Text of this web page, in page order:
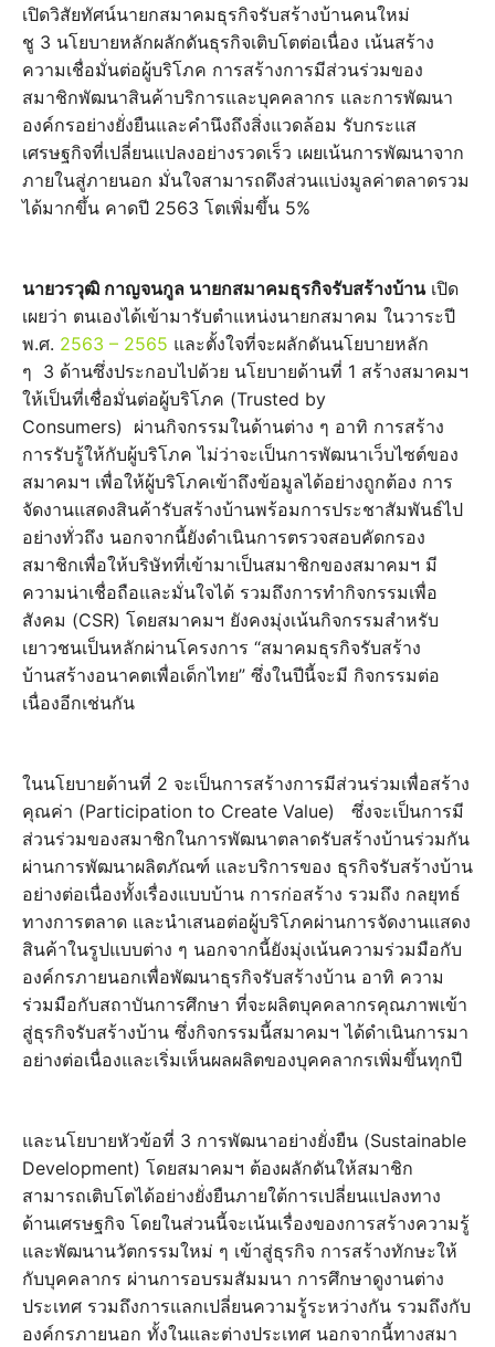
เปิดวิสัยทัศน์นายกสมาคมธุรกิจรับสร้างบ้านคนใหม่
ชู 3 นโยบายหลักผลักดันธุรกิจเติบโตต่อเนื่อง เน้นสร้าง
ความเชื่อมั่นต่อผู้บริโภค การสร้างการมีส่วนร่วมของ
สมาชิกพัฒนาสินค้าบริการและบุคคลากร และการพัฒนา
องค์กรอย่างยั่งยืนและคำนึงถึงสิ่งแวดล้อม รับกระแส
เศรษฐกิจที่เปลี่ยนแปลงอย่างรวดเร็ว เผยเน้นการพัฒนาจาก
ภายในสู่ภายนอก มั่นใจสามารถดึงส่วนแบ่งมูลค่าตลาดรวม
ได้มากขึ้น คาดปี 2563 โตเพิ่มขึ้น 5%
นายวรวุฒิ กาญจนกูล นายกสมาคมธุรกิจรับสร้างบ้านเปิด
เผยว่า ตนเองได้เข้ามารับตำแหน่งนายกสมาคม ในวาระปี
พ.ศ. 2563 – 2565 และตั้งใจที่จะผลักดันนโยบายหลัก
ๆ 3 ด้านซึ่งประกอบไปด้วย นโยบายด้านที่ 1 สร้างสมาคมฯ
ให้เป็นที่เชื่อมั่นต่อผู้บริโภค (Trusted by
Consumers) ผ่านกิจกรรมในด้านต่าง ๆ อาทิ การสร้าง
การรับรู้ให้กับผู้บริโภค ไม่ว่าจะเป็นการพัฒนาเว็บไซต์ของ
สมาคมฯ เพื่อให้ผู้บริโภคเข้าถึงข้อมูลได้อย่างถูกต้อง การ
จัดงานแสดงสินค้ารับสร้างบ้านพร้อมการประชาสัมพันธ์ไป
อย่างทั่วถึง นอกจากนี้ยังดำเนินการตรวจสอบคัดกรอง
สมาชิกเพื่อให้บริษัทที่เข้ามาเป็นสมาชิกของสมาคมฯ มี
ความน่าเชื่อถือและมั่นใจได้ รวมถึงการทำกิจกรรมเพื่อ
สังคม (CSR) โดยสมาคมฯ ยังคงมุ่งเน้นกิจกรรมสำหรับ
เยาวชนเป็นหลักผ่านโครงการ “สมาคมธุรกิจรับสร้าง
บ้านสร้างอนาคตเพื่อเด็กไทย” ซึ่งในปีนี้จะมี กิจกรรมต่อ
เนื่องอีกเช่นกัน
ในนโยบายด้านที่ 2 จะเป็นการสร้างการมีส่วนร่วมเพื่อสร้าง
คุณค่า (Participation to Create Value) ซึ่งจะเป็นการมี
ส่วนร่วมของสมาชิกในการพัฒนาตลาดรับสร้างบ้านร่วมกัน
ผ่านการพัฒนาผลิตภัณฑ์ และบริการของ ธุรกิจรับสร้างบ้าน
อย่างต่อเนื่องทั้งเรื่องแบบบ้าน การก่อสร้าง รวมถึง กลยุทธ์
ทางการตลาด และนำเสนอต่อผู้บริโภคผ่านการจัดงานแสดง
สินค้าในรูปแบบต่าง ๆ นอกจากนี้ยังมุ่งเน้นความร่วมมือกับ
องค์กรภายนอกเพื่อพัฒนาธุรกิจรับสร้างบ้าน อาทิ ความ
ร่วมมือกับสถาบันการศึกษา ที่จะผลิตบุคคลากรคุณภาพเข้า
สู่ธุรกิจรับสร้างบ้าน ซึ่งกิจกรรมนี้สมาคมฯ ได้ดำเนินการมา
อย่างต่อเนื่องและเริ่มเห็นผลผลิตของบุคคลากรเพิ่มขึ้นทุกปี
และนโยบายหัวข้อที่ 3 การพัฒนาอย่างยั่งยืน (Sustainable
Development) โดยสมาคมฯ ต้องผลักดันให้สมาชิก
สามารถเติบโตได้อย่างยั่งยืนภายใต้การเปลี่ยนแปลงทาง
ด้านเศรษฐกิจ โดยในส่วนนี้จะเน้นเรื่องของการสร้างความรู้
และพัฒนานวัตกรรมใหม่ ๆ เข้าสู่ธุรกิจ การสร้างทักษะให้
กับบุคคลากร ผ่านการอบรมสัมมนา การศึกษาดูงานต่าง
ประเทศ รวมถึงการแลกเปลี่ยนความรู้ระหว่างกัน รวมถึงกับ
องค์กรภายนอก ทั้งในและต่างประเทศ นอกจากนี้ทางสมา